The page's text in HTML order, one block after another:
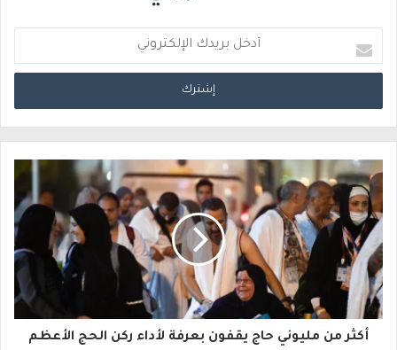
د
خ
ر
ي
د
ك
ا
أكثر من مليوني حاج يقفون بعرفة لأداء ركن الحج الأعظم